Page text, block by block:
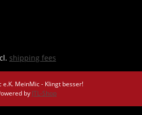
shipping fees
e.K. MeinMic - Klingt besser!
by JTL-Shop